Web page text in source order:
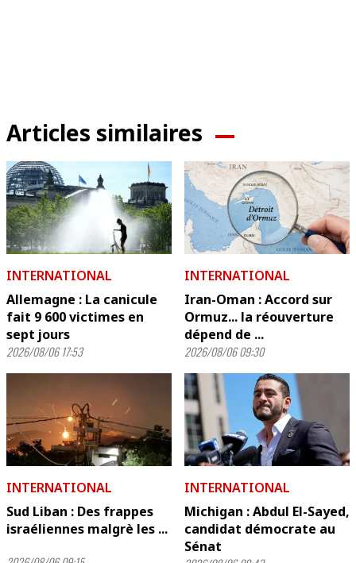
Articles similaires
INTERNATIONAL
Allemagne : La canicule
fait 9 600 victimes en
sept jours
2026/08/06 17:53
INTERNATIONAL
Iran-Oman : Accord sur
Ormuz... la réouverture
dépend de ...
2026/08/06 09:30
INTERNATIONAL
Sud Liban : Des frappes
israéliennes malgrè les ...
INTERNATIONAL
Michigan : Abdul El-Sayed,
candidat démocrate au
Sénat